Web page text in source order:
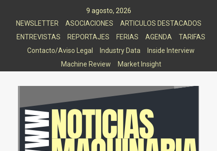
9 agosto, 2026
NEWSLETTER
ASOCIACIONES
ARTICULOS DESTACADOS
ENTREVISTAS
REPORTAJES FERIAS AGENDA
TARIFAS
Contacto/Aviso Legal
Industry Data
Inside Interview
Machine Review
Market Insight